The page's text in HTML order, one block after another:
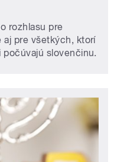
rozhlasu pre
aj pre všetkých, ktorí
počúvajú slovenčinu.